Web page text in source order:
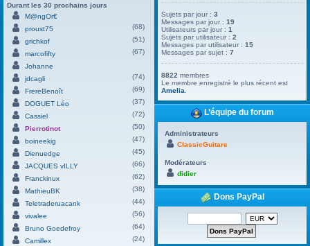
Durant les 30 prochains jours
M@ngOr€
proust75
(68)
grichkof
(51)
marcofifty
(67)
Johanne
jdcagli
(74)
FrereBenoît
(69)
DOGUET Léo
(37)
Cassiel
(72)
Pierrotinot
(50)
boineekig
(47)
Dienuedge
(45)
JACQUES vILLY
(66)
Franckinux
(62)
MathieuBK
(38)
Teletraderuacank
(44)
vivalee
(56)
Bruno Goedefroy
(64)
Camillex
(24)
Sujets par jour :3
Messages par jour :19
Utilisateurs par jour :1
Sujets par utilisateur :2
Messages par utilisateur :15
Messages par sujet :7
8822 membres
Le membre enregistré le plus récent est
Amelia
L’équipe du forum
Administrateurs
ClassicGuitare
Modérateurs
didier
Dons PayPal